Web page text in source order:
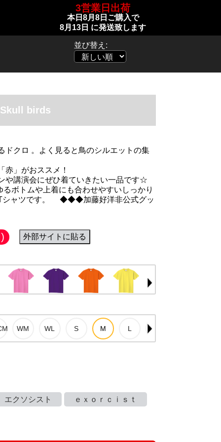
3営業日出荷
本日 8月8日 ご購入で
8月13日 に発送致します
並び替え:
Skull birds
ドクロ 。よく見ると鳥のシルエットの集
」がおススメ！
講演会にぜひ着ていきたい一品です☆
ボトムや上着にも合わせやすいしっかり
Tシャツです。 ◆◆◆加藤好洋非公式グッ
外部サイトに貼る
エクソシスト ｅｘｏｒｃｉｓｔ